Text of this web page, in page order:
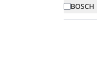
BOSCH